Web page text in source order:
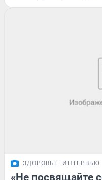
ЗДОРОВЬЕ ИНТЕРВЬЮ
«Не посвящайте